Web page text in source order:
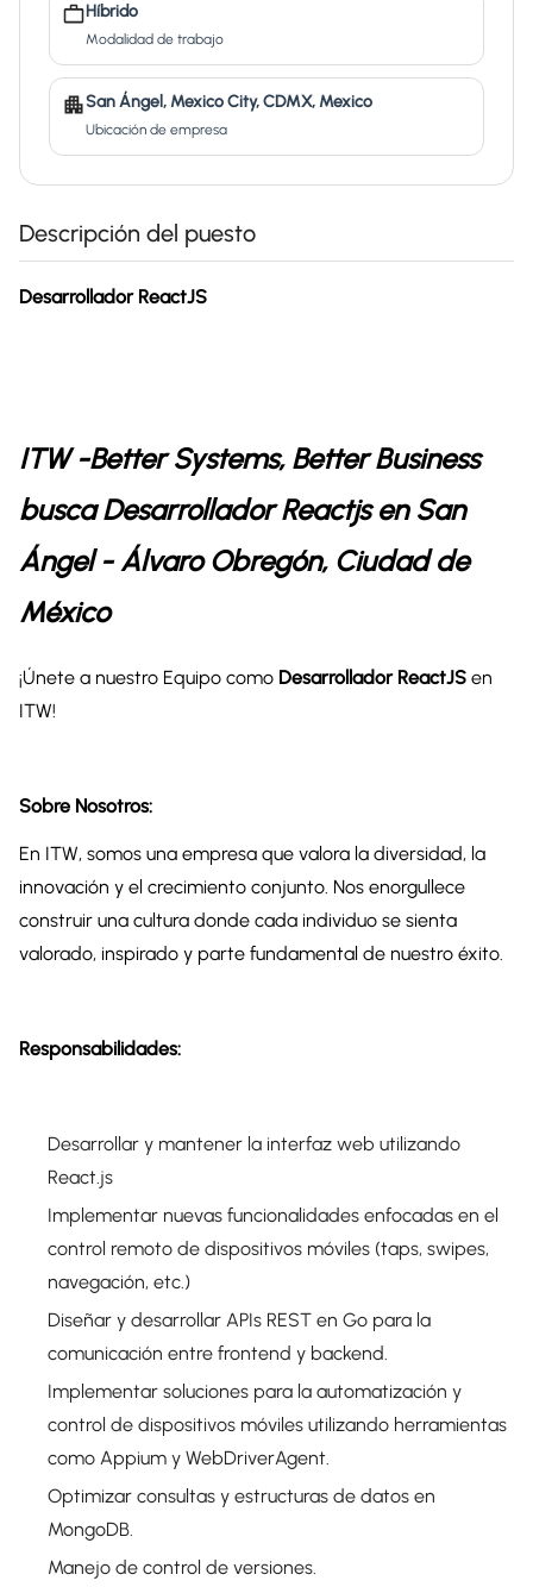
Híbrido
Modalidad de trabajo
San Ángel, Mexico City, CDMX, Mexico
Ubicación de empresa
Descripción del puesto
Desarrollador ReactJS
ITW -Better Systems, Better Business
busca Desarrollador Reactjs en San
Ángel - Álvaro Obregón, Ciudad de
México
¡Únete a nuestro Equipo como Desarrollador ReactJS en
ITW!
Sobre Nosotros:
En ITW, somos una empresa que valora la diversidad, la
innovación y el crecimiento conjunto. Nos enorgullece
construir una cultura donde cada individuo se sienta
valorado, inspirado y parte fundamental de nuestro éxito.
Responsabilidades:
Desarrollar y mantener la interfaz web utilizando
React.js
Implementar nuevas funcionalidades enfocadas en el
control remoto de dispositivos móviles (taps, swipes,
navegación, etc.)
Diseñar y desarrollar APIs REST en Go para la
comunicación entre frontend y backend.
Implementar soluciones para la automatización y
control de dispositivos móviles utilizando herramientas
como Appium y WebDriverAgent.
Optimizar consultas y estructuras de datos en
MongoDB.
Manejo de control de versiones.